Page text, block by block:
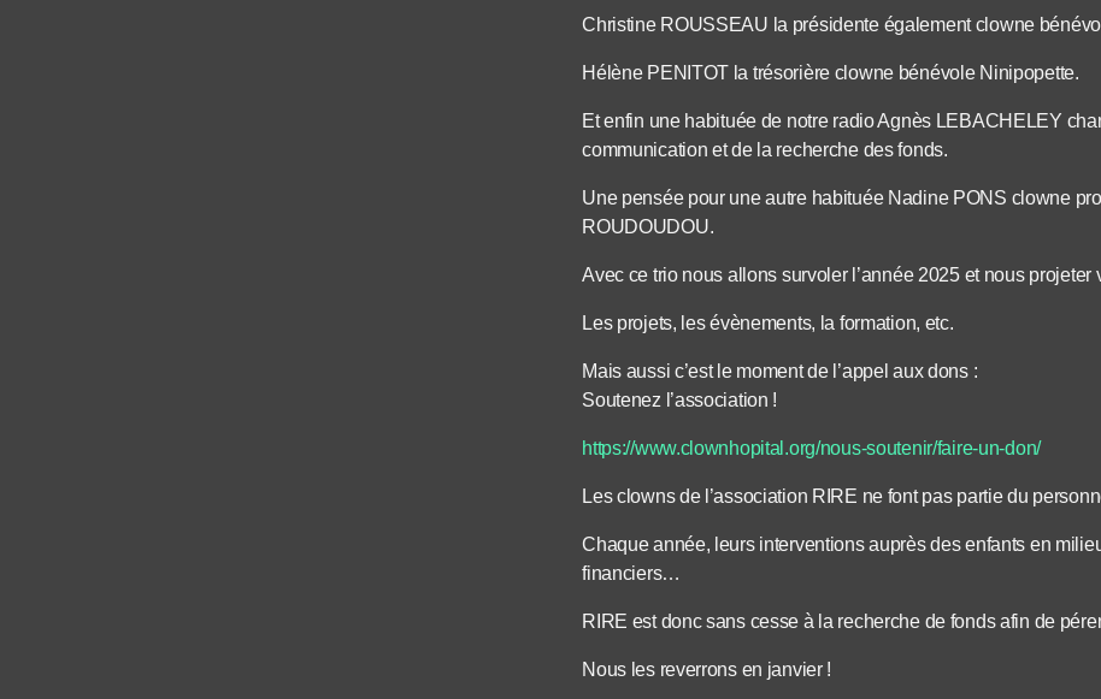
Christine ROUSSEAU la présidente également clowne
Hélène PENITOT la trésorière clowne bénévole Ninipopette.
Et enfin une habituée de notre radio Agnès LEBACHELEY
communication et de la recherche des fonds.
Une pensée pour une autre habituée Nadine PONS clowne
ROUDOUDOU.
Avec ce trio nous allons survoler l’année 2025 et nous projeter
Les projets, les évènements, la formation, etc.
Mais aussi c’est le moment de l’appel aux dons :
Soutenez l’association !
https://www.clownhopital.org/nous-soutenir/faire-un-don/
Les clowns de l’association RIRE ne font pas partie du
Chaque année, leurs interventions auprès des enfants en
financiers…
RIRE est donc sans cesse à la recherche de fonds afin de
Nous les reverrons en janvier !